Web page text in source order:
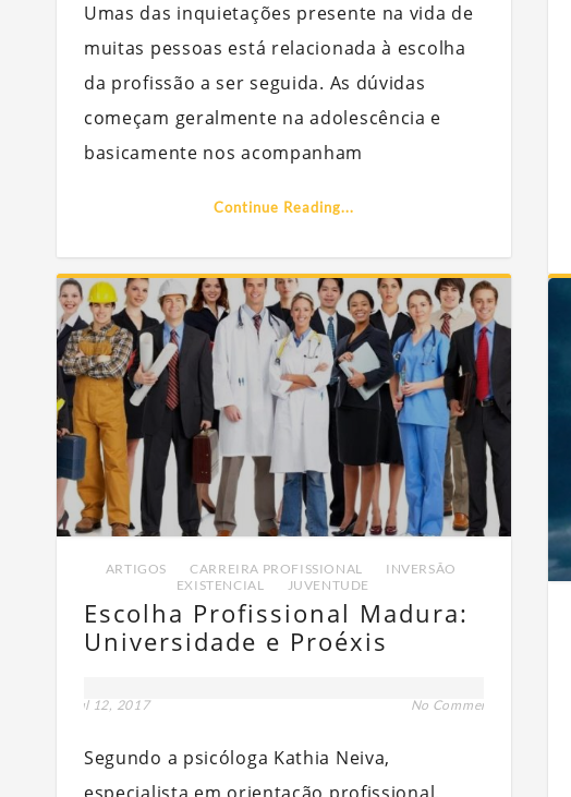
Umas das inquietações presente na vida de
muitas pessoas está relacionada à escolha
da profissão a ser seguida. As dúvidas
começam geralmente na adolescência e
basicamente nos acompanham
Continue Reading...
ARTIGOS ,CARREIRA PROFISSIONAL
INVERSÃO
EXISTENCIAL
JUVENTUDE
Escolha Profissional Madura:
Universidade e Proéxis
jul 12, 2017 No Comment
Segundo a psicóloga Kathia Neiva,